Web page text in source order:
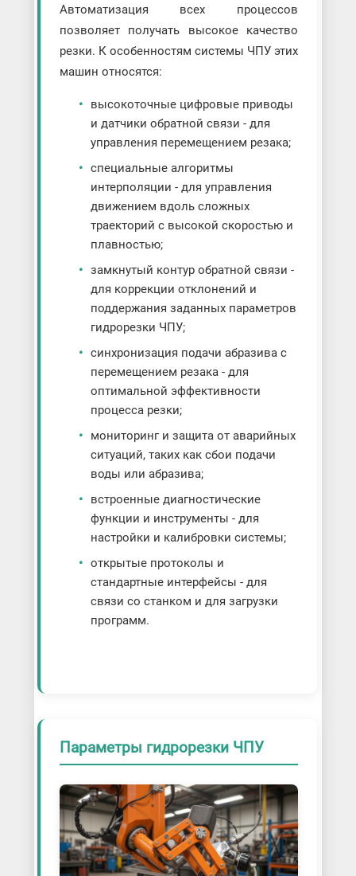
Автоматизация всех процессов
позволяет получать высокое качество
резки. К особенностям системы ЧПУ этих
машин относятся:
высокоточные цифровые приводы
и датчики обратной связи - для
управления перемещением резака;
специальные алгоритмы
интерполяции - для управления
движением вдоль сложных
траекторий с высокой скоростью и
плавностью;
замкнутый контур обратной связи -
для коррекции отклонений и
поддержания заданных параметров
гидрорезки ЧПУ;
синхронизация подачи абразива с
перемещением резака - для
оптимальной эффективности
процесса резки;
мониторинг и защита от аварийных
ситуаций, таких как сбои подачи
воды или абразива;
встроенные диагностические
функции и инструменты - для
настройки и калибровки системы;
открытые протоколы и
стандартные интерфейсы - для
связи со станком и для загрузки
программ.
Параметры гидрорезки ЧПУ